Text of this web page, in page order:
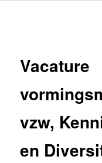
Vacature
vzw,
en